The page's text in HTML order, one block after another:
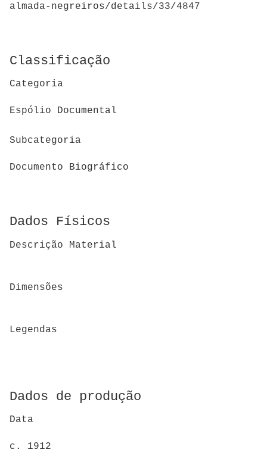
almada-negreiros/details/33/4847
Classificação
Categoria
Espólio Documental
Subcategoria
Documento Biográfico
Dados Físicos
Descrição Material
Dimensões
Legendas
Dados de produção
Data
c. 1912